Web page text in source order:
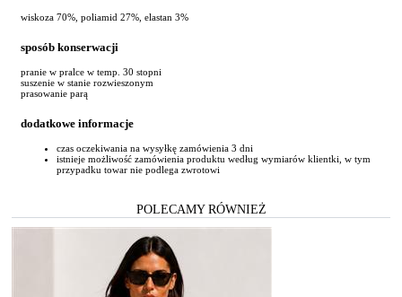
wiskoza 70%, poliamid 27%, elastan 3%
sposób konserwacji
pranie w pralce w temp. 30 stopni
suszenie w stanie rozwieszonym
prasowanie parą
dodatkowe informacje
czas oczekiwania na wysyłkę zamówienia 3 dni
istnieje możliwość zamówienia produktu według wymiarów klientki, w tym
przypadku towar nie podlega zwrotowi
POLECAMY RÓWNIEŻ